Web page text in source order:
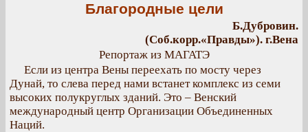
Благородные цели
Б.Дубровин.
(Соб.корр.«Правды»). г.Вена
Репортаж из МАГАТЭ
Если из центра Вены переехать по мосту через
Дунай, то слева перед нами встанет комплекс из семи
высоких полукруглых зданий. Это – Венский
международный центр Организации Объединенных
Наций.